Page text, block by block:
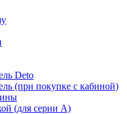
Deto
(при покупке с кабиной)
(для серии A)